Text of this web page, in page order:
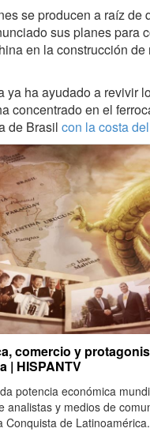
se producen a raíz de
sus planes para
en la construcción de
ya ha ayudado a revivir
concentrado en el
de Brasil con la costa
comercio y
| HISPANTV
potencia económica
analistas y medios de
Conquista de Latinoamérica.